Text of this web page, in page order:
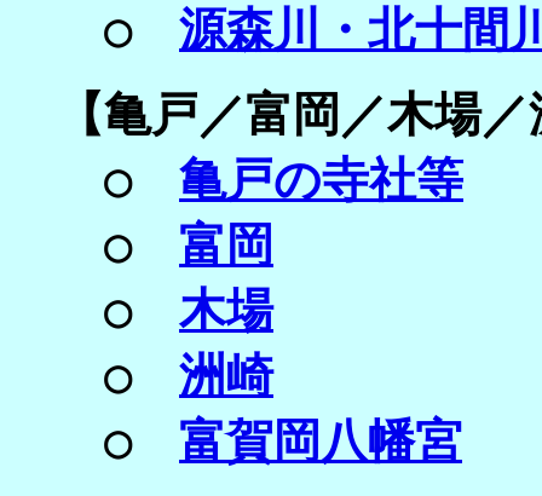
○ 源森川・北十間
【亀戸／富岡／木場／
○ 亀戸の寺社等
○ 富岡
○ 木場
○ 洲崎
○ 富賀岡八幡宮